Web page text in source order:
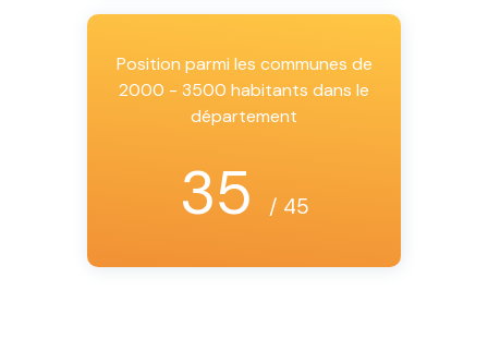
Position parmi les communes de
2000 - 3500 habitants dans le
département
35 / 45